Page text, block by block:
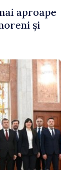
aproape
și